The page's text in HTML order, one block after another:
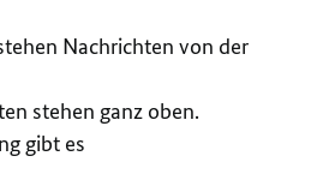
Nachrichten von der
stehen ganz oben.
gibt es